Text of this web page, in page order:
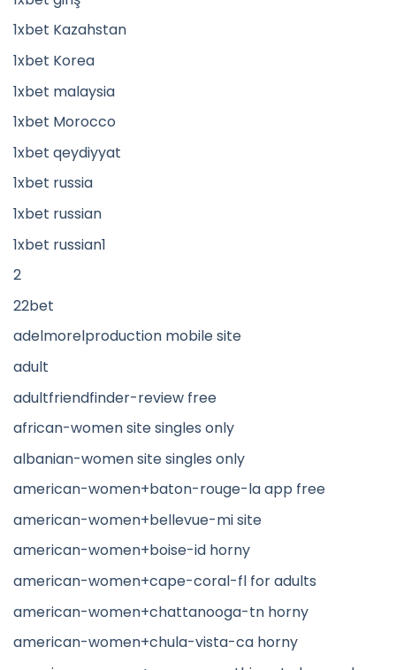
1xbet Kazahstan
1xbet Korea
1xbet malaysia
1xbet Morocco
1xbet qeydiyyat
1xbet russia
1xbet russian
1xbet russian1
2
22bet
adelmorelproduction mobile site
adult
adultfriendfinder-review free
african-women site singles only
albanian-women site singles only
american-women+baton-rouge-la app free
american-women+bellevue-mi site
american-women+boise-id horny
american-women+cape-coral-fl for adults
american-women+chattanooga-tn horny
american-women+chula-vista-ca horny